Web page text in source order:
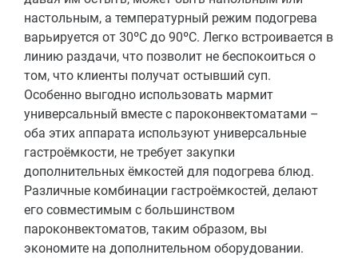
настольным, а температурный режим подогрева
варьируется от 30ºС до 90ºС. Легко встроивается в
линию раздачи, что позволит не беспокоиться о
том, что клиенты получат остывший суп.
Особенно выгодно использовать мармит
универсальный вместе с пароконвектоматами –
оба этих аппарата используют универсальные
гастроёмкости, не требует закупки
дополнительных ёмкостей для подогрева блюд.
Различные комбинации гастроёмкостей, делают
его совместимым с большинством
пароконвектоматов, таким образом, вы
экономите на дополнительном оборудовании.